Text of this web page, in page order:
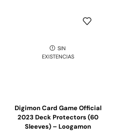
SIN
EXISTENCIAS
Digimon Card Game Official
2023 Deck Protectors (60
Sleeves) – Loogamon